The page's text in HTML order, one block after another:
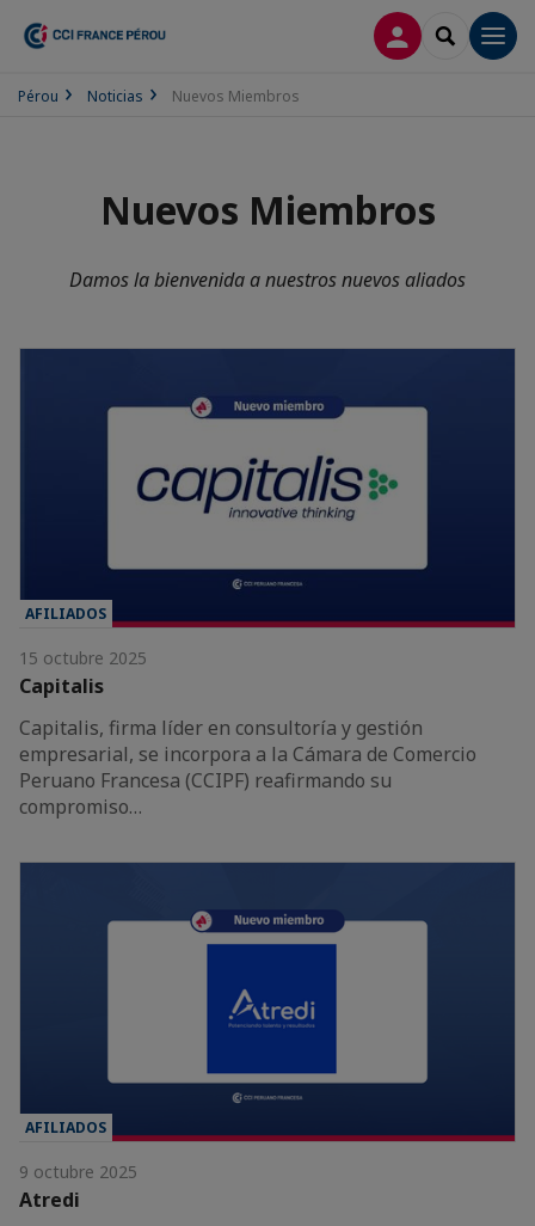
CONECTARSE
SEARCH
Pérou Noticias Nuevos Miembros
Nuevos Miembros
Damos la bienvenida a nuestros nuevos aliados
AFILIADOS
15 octubre 2025
Capitalis
Capitalis, firma líder en consultoría y gestión
empresarial, se incorpora a la Cámara de Comercio
Peruano Francesa (CCIPF) reafirmando su
compromiso…
AFILIADOS
9 octubre 2025
Atredi